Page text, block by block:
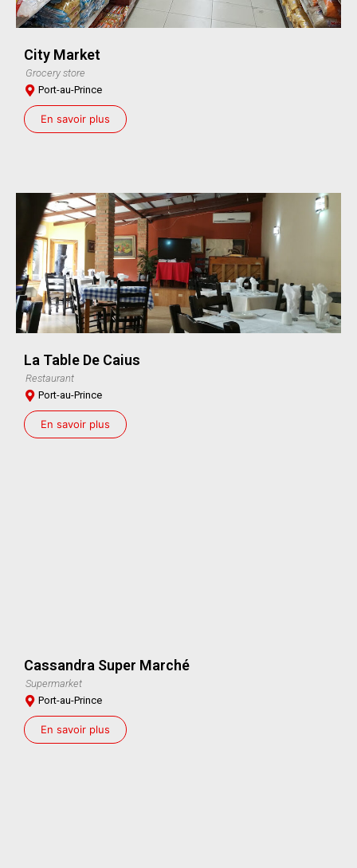
City Market
Grocery store
Port-au-Prince
En savoir plus
La Table De Caius
Restaurant
Port-au-Prince
En savoir plus
Cassandra Super Marché
Supermarket
Port-au-Prince
En savoir plus